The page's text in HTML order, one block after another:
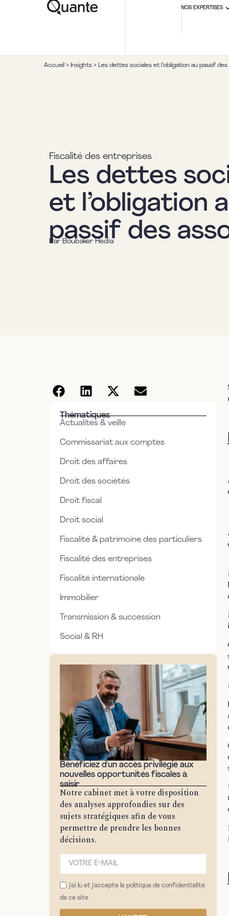
NOS EXPERTISES
Accueil > Insights > Les dettes sociales et l’obligation au passif des
Fiscalité des entreprises
Les dettes
et l’obligation
passif des
Par Boubaker Hedia
Thématiques
Actualités & veille
Commissariat aux comptes
Droit des affaires
Droit des sociétés
Droit fiscal
Droit social
Fiscalité & patrimoine des particuliers
Fiscalité des entreprises
Fiscalité internationale
Immobilier
Transmission & succession
Social & RH
Bénéficiez d'un accès privilégié aux
nouvelles opportunités fiscales à
saisir
Notre cabinet met à votre disposition
des analyses approfondies sur des
sujets stratégiques afin de vous
permettre de prendre les bonnes
décisions.
j'ai lu et j'accepte la politique de confidentialité
de ce site